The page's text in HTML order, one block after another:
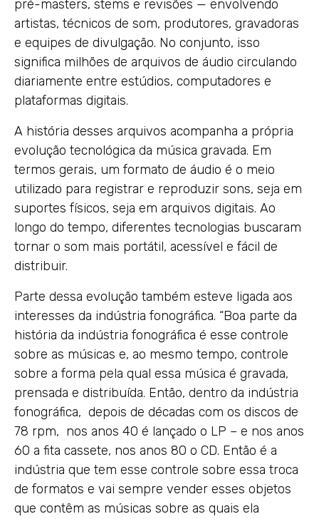
pré-masters, stems e revisões — envolvendo
artistas, técnicos de som, produtores, gravadoras
e equipes de divulgação. No conjunto, isso
significa milhões de arquivos de áudio circulando
diariamente entre estúdios, computadores e
plataformas digitais.
A história desses arquivos acompanha a própria
evolução tecnológica da música gravada. Em
termos gerais, um formato de áudio é o meio
utilizado para registrar e reproduzir sons, seja em
suportes físicos, seja em arquivos digitais. Ao
longo do tempo, diferentes tecnologias buscaram
tornar o som mais portátil, acessível e fácil de
distribuir.
Parte dessa evolução também esteve ligada aos
interesses da indústria fonográfica. “Boa parte da
história da indústria fonográfica é esse controle
sobre as músicas e, ao mesmo tempo, controle
sobre a forma pela qual essa música é gravada,
prensada e distribuída. Então, dentro da indústria
fonográfica, depois de décadas com os discos de
78 rpm, nos anos 40 é lançado o LP – e nos anos
60 a fita cassete, nos anos 80 o CD. Então é a
indústria que tem esse controle sobre essa troca
de formatos e vai sempre vender esses objetos
que contêm as músicas sobre as quais ela